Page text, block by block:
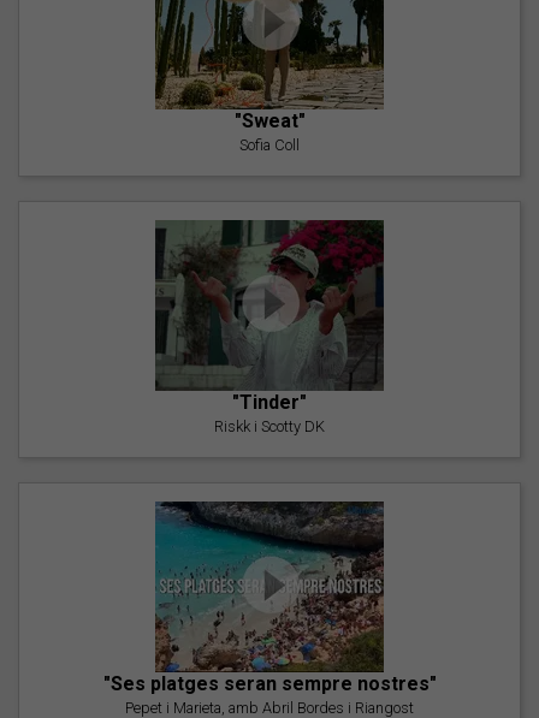
"Sweat"
Sofia Coll
"Tinder"
Riskk i Scotty DK
"Ses platges seran sempre nostres"
Pepet i Marieta, amb Abril Bordes i Riangost